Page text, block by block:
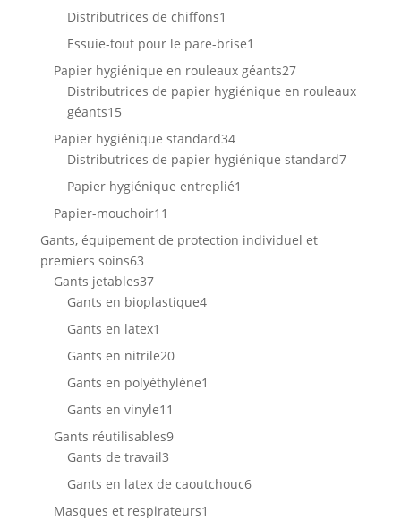
produits
Distributrices de chiffons1
produit
Essuie-tout pour le pare-brise1
produit
Papier hygiénique en rouleaux géants2727
produits
Distributrices de papier hygiénique en rouleaux
géants1515
produits
Papier hygiénique standard3434
produits
Distributrices de papier hygiénique standard77
Papier hygiénique entreplié1
Papier-mouchoir11
produits
Gants, équipement de protection individuel et
premiers soins6363
produits
Gants jetables3737
produits
Gants en bioplastique44
Gants en latex1
produit
Gants en nitrile2020
produits
Gants en polyéthylène1
Gants en vinyle11
Gants réutilisables99
Gants de travail33
produits
Gants en latex de caoutchouc66
Masques et respirateurs1